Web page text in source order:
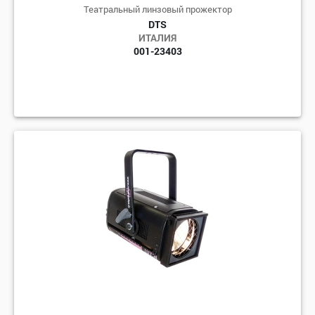
Театральный линзовый прожектор
DTS
ИТАЛИЯ
001-23403